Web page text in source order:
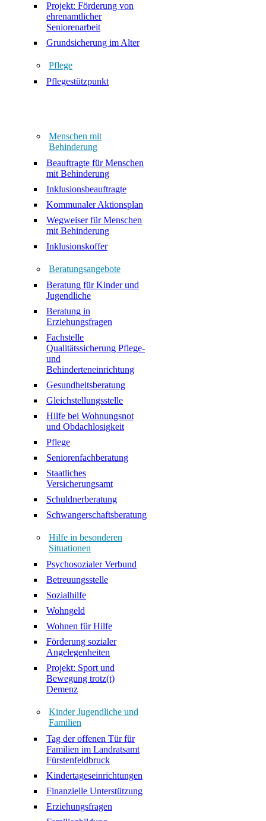
Projekt: Förderung von
ehrenamtlicher
Seniorenarbeit
Grundsicherung im Alter
Pflege
Pflegestützpunkt
Menschen mit
Behinderung
Beauftragte für Menschen
mit Behinderung
Inklusionsbeauftragte
Kommunaler Aktionsplan
Wegweiser für Menschen
mit Behinderung
Inklusionskoffer
Beratungsangebote
Beratung für Kinder und
Jugendliche
Beratung in
Erziehungsfragen
Fachstelle
Qualitätssicherung Pflege-
und
Behinderteneinrichtung
Gesundheitsberatung
Gleichstellungsstelle
Hilfe bei Wohnungsnot
und Obdachlosigkeit
Pflege
Seniorenfachberatung
Staatliches
Versicherungsamt
Schuldnerberatung
Schwangerschaftsberatung
Hilfe in besonderen
Situationen
Psychosozialer Verbund
Betreuungsstelle
Sozialhilfe
Wohngeld
Wohnen für Hilfe
Förderung sozialer
Angelegenheiten
Projekt: Sport und
Bewegung trotz(t)
Demenz
Kinder Jugendliche und
Familien
Tag der offenen Tür für
Familien im Landratsamt
Fürstenfeldbruck
Kindertageseinrichtungen
Finanzielle Unterstützung
Erziehungsfragen